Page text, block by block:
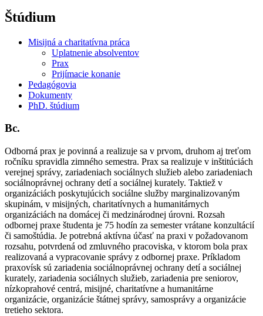
Štúdium
Misijná a charitatívna práca
Uplatnenie absolventov
Prax
Prijímacie konanie
Pedagógovia
Dokumenty
PhD. štúdium
Bc.
Odborná prax je povinná a realizuje sa v prvom, druhom aj treťom
ročníku spravidla zimného semestra. Prax sa realizuje v inštitúciách
verejnej správy, zariadeniach sociálnych služieb alebo zariadeniach
sociálnoprávnej ochrany detí a sociálnej kurately. Taktiež v
organizáciách poskytujúcich sociálne služby marginalizovaným
skupinám, v misijných, charitatívnych a humanitárnych
organizáciách na domácej či medzinárodnej úrovni. Rozsah
odbornej praxe študenta je 75 hodín za semester vrátane konzultácií
či samoštúdia. Je potrebná aktívna účasť na praxi v požadovanom
rozsahu, potvrdená od zmluvného pracoviska, v ktorom bola prax
realizovaná a vypracovanie správy z odbornej praxe. Príkladom
praxovísk sú zariadenia sociálnoprávnej ochrany detí a sociálnej
kurately, zariadenia sociálnych služieb, zariadenia pre seniorov,
nízkoprahové centrá, misijné, charitatívne a humanitárne
organizácie, organizácie štátnej správy, samosprávy a organizácie
tretieho sektora.